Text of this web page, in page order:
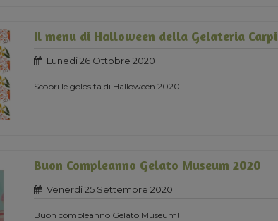
Il menu di Halloween della Gelateria
Lunedi 26 Ottobre 2020
Scopri le golosità di Halloween 2020
Buon Compleanno Gelato Museum 2020
Venerdi 25 Settembre 2020
Buon compleanno Gelato Museum!